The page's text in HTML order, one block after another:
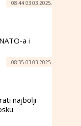
08:44 03.03.2025.
a i
08:35 03.03.2025.
najbolji